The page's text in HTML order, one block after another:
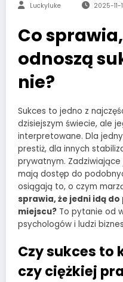
Luckyluke 2025-11-
Co
odnoszą
nie?
Sukces to jedno z
dzisiejszym świecie, ale
interpretowane. Dla
prestiż, dla innych
prywatnym.
mają dostęp do
osiągają to, o czym
sprawia, że jedni idą
miejscu? To pytanie od
psychologów i ludzi
Czy sukces to
czy ciężkiej